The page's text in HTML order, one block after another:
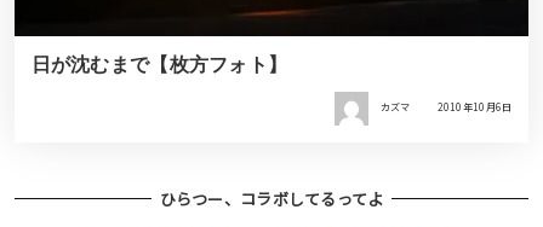
日が沈むまで【枚方フォト】
カズマ 2010年10月6日
ひらつー、コラボしてるってよ